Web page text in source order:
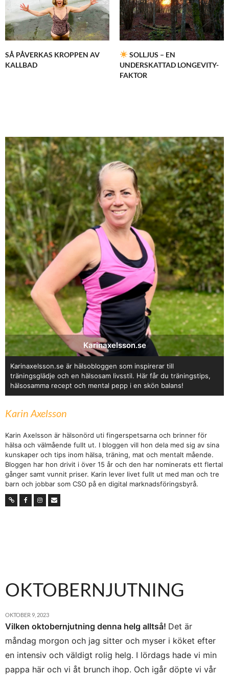
SÅ PÅVERKAS KROPPEN AV
KALLBAD
SOLLJUS – EN
UNDERSKATTAD LONGEVITY-
FAKTOR
Karinaxelsson.se
Karinaxelsson.se är hälsobloggen som inspirerar till
träningsglädje och en hälsosam livsstil. Här får du träningstips,
hälsosamma recept och mental pepp i en skön balans!
Karin Axelsson
Karin Axelsson är hälsonörd uti fingerspetsarna och brinner för
hälsa och välmående fullt ut. I bloggen vill hon dela med sig av sina
kunskaper och tips inom hälsa, träning, mat och mentalt mående.
Bloggen har hon drivit i över 15 år och den har nominerats ett flertal
gånger samt vunnit priser. Karin lever livet fullt ut med man och tre
barn och jobbar som CSO på en digital marknadsföringsbyrå.
OKTOBERNJUTNING
OKTOBER 9, 2023
Vilken oktobernjutning denna helg alltså! Det är
måndag morgon och jag sitter och myser i köket efter
en intensiv och väldigt rolig helg. I lördags hade vi min
pappa här och vi åt brunch ihop. Och igår döpte vi vår